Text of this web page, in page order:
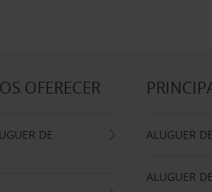
OFERECER
DE
ALUGUER
ALUGUER